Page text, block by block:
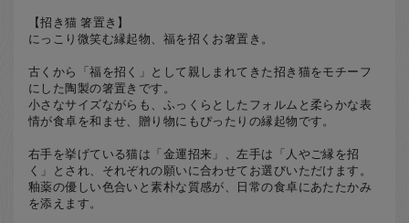
【招き猫 箸置き】
にっこり微笑む縁起物、福を招くお箸置き。
古くから「福を招く」として親しまれてきた招き猫をモチーフ
にした陶製の箸置きです。
小さなサイズながらも、ふっくらとしたフォルムと柔らかな表
情が食卓を和ませ、贈り物にもぴったりの縁起物です。
右手を挙げている猫は「金運招来」、左手は「人やご縁を招
く」とされ、それぞれの願いに合わせてお選びいただけます。
釉薬の優しい色合いと素朴な質感が、日常の食卓にあたたかみ
を添えます。